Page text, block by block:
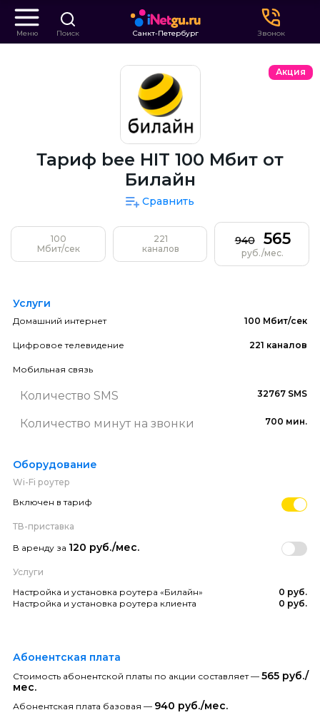
Меню Поиск Санкт-Петербург Звонок
Акция
Тариф bee HIT 100 Мбит от
Билайн
Сравнить
100
Мбит/сек
221
каналов
940 565
руб./мес.
Услуги
Домашний интернет 100 Мбит/сек
Цифровое телевидение 221 каналов
Мобильная связь
Количество SMS 32767 SMS
Количество минут на звонки 700 мин.
Оборудование
Wi-Fi роутер
Включен в тариф
ТВ-приставка
В аренду за 120 руб./мес.
Услуги
Настройка и установка роутера «Билайн»
0 руб.
Настройка и установка роутера клиента
0 руб.
Абонентская плата
Стоимость абонентской платы по акции составляет — 565 руб./
мес.
Абонентская плата базовая — 940 руб./мес.